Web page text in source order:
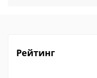
Рейтинг